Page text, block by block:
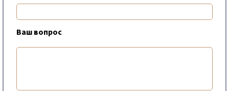
Ваш вопрос